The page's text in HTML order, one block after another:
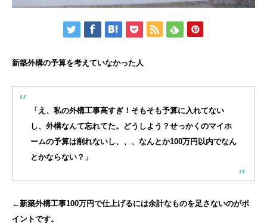
新築外構の予算を考えていなかった人
「え、私の外構工事高すぎ！そもそも予算に入れてない
し、外構なんて忘れてた。どうしよう？せっかくのマイホ
ームの予算は削れないし、、、なんとか100万円以内でなん
とかならない？」
←新築外構工事100万円で仕上げるには余計なものを足さないのがポ
イントです。